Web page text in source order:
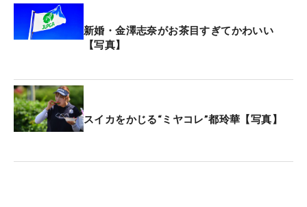
昨年は姉の吉田優利が優勝。地元・千葉県の大会と
いうのもモチベーションにつながる。帰国直後なが
ら、さっそく17日にはコースで調整を重ねた。1年
チが重要になる」ということを感じたというが、こ
の日の練習も「アプローチを多めにしました。砲台
グリーンに対して、上げる、止める練習をしまし
新婚・金澤志奈がお茶目すぎてかわいい
【写真】
スイカをかじる“ミヤコレ”都玲華【写真】